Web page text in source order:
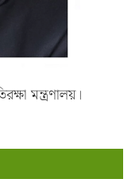
মন্ত্রণালয়।